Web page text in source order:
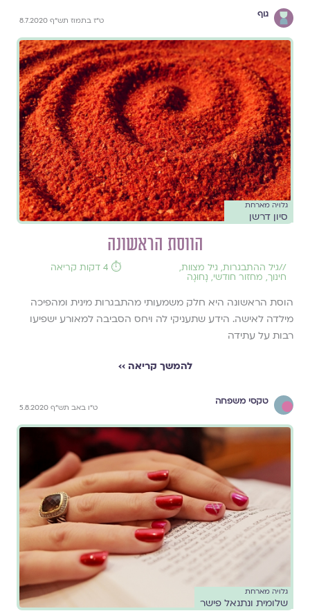
גוף
ט"ז בתמוז תש"ף 8.7.2020
גלויה מארחת
סיון דרשן
הווסת הראשונה
//גיל ההתבגרות, גיל מצוות,
חינוך, מחזור חודשי, נָחוּגָה
⏱️ 4 דקות קריאה
הוסת הראשונה היא חלק משמעותי מהתבגרות מינית ומהפיכה
מילדה לאישה. הידע שתעניקי לה ויחס הסביבה למאורע ישפיעו
רבות על עתידה
להמשך קריאה ››
טקסי משפחה
ט"ו באב תש"ף 5.8.2020
גלויה מארחת
שלומית ונתנאל פישר